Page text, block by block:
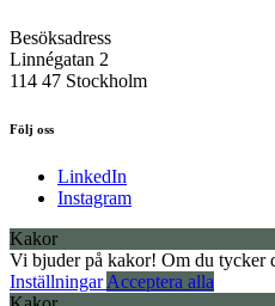
Besöksadress
Linnégatan 2
114 47 Stockholm
Följ oss
LinkedIn
Instagram
Kakor
Vi bjuder på kakor! Om du tycker
InställningarAcceptera alla